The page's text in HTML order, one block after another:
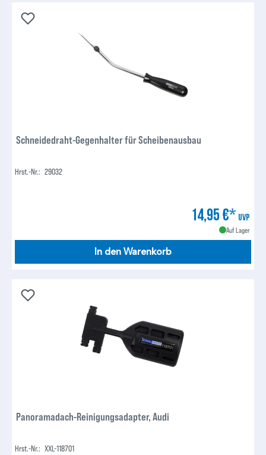
Schneidedraht-Gegenhalter für Scheibenausbau
Hrst.-Nr.: 29032
14,95 €* UVP
Auf Lager
In den Warenkorb
Panoramadach-Reinigungsadapter, Audi
Hrst.-Nr.: XXL-118701